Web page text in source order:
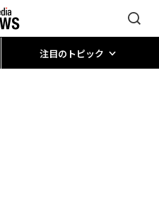
注目のトピック